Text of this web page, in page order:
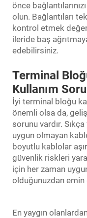
önce
olun. Bağlantıları
kontrol etmek
ileride baş
edebilirsiniz.
Terminal
Kullanım
İyi terminal bloğu
önemli olsa da,
sorunu vardır.
uygun olmayan
boyutlu kablolar
güvenlik riskleri
için her zaman
olduğunuzdan emin
En yaygın